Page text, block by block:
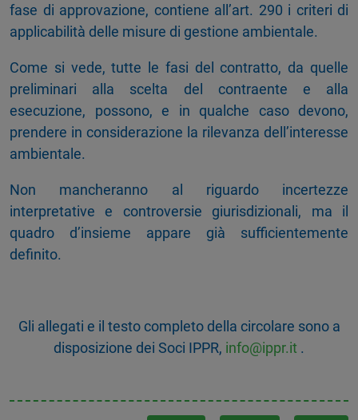
fase di approvazione, contiene all’art. 290 i criteri di
applicabilità delle misure di gestione ambientale.
Come si vede, tutte le fasi del contratto, da quelle
preliminari alla scelta del contraente e alla
esecuzione, possono, e in qualche caso devono,
prendere in considerazione la rilevanza dell’interesse
ambientale.
Non mancheranno al riguardo incertezze
interpretative e controversie giurisdizionali, ma il
quadro d’insieme appare già sufficientemente
definito.
Gli allegati e il testo completo della circolare sono a
disposizione dei Soci IPPR, info@ippr.it .